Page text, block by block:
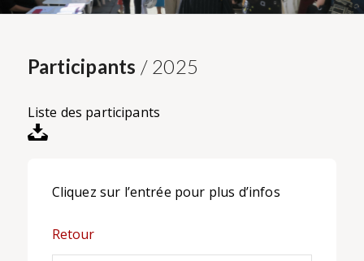
Participants / 2025
Liste des participants
Cliquez sur l’entrée pour plus d’infos
Retour